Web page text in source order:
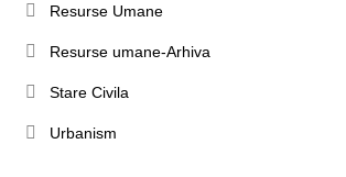
Resurse Umane
Resurse umane-Arhiva
Stare Civila
Urbanism